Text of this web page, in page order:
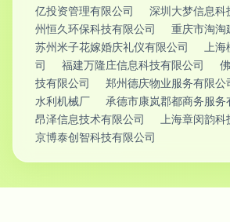
亿投资管理有限公司
深圳大梦信息科
州恒久环保科技有限公司
重庆市淘淘
苏州米子花嫁婚庆礼仪有限公司
上
司
福建万隆庄信息科技有限公司
技有限公司
郑州德庆物业服务有限公
水利机械厂
承德市康岚郡都商务服务
昂泽信息技术有限公司
上海章闵韵
京博泰创智科技有限公司